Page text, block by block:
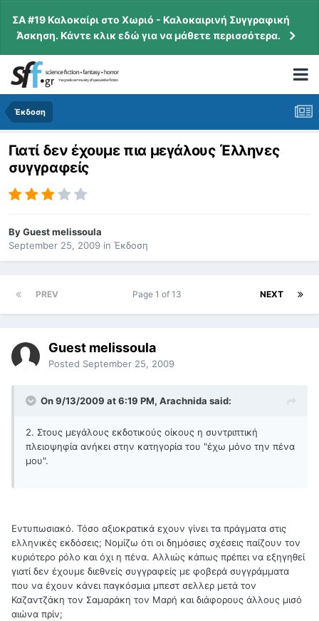
ΣΑ #19 Καλοκαίρι στο Χωριό - Καλοκαιρινή Συγγραφική
Άσκηση. Κάντε κλικ εδώ για να μάθετε περισσότερα.
Έκδοση
Γιατί δεν έχουμε πια μεγάλους Έλληνες
συγγραφείς
ByGuest melissoula
September 25, 2009 in Έκδοση
PREV NEXT
Page 1 of 13
Guest melissoula
Posted September 25, 2009
On 9/13/2009 at 6:19 PM, Arachnida said:
2. Στους μεγάλους εκδοτικούς οίκους η συντριπτική
πλειοψηφία ανήκει στην κατηγορία του "έχω μόνο την πένα
μου".
Εντυπωσιακό. Τόσο αξιοκρατικά εχουν γίνει τα πράγματα στις
ελληνικές εκδόσεις; Νομίζω ότι οι δημόσιες σχέσεις παίζουν τον
κυριότερο ρόλο και όχι η πένα. Αλλιώς κάπως πρέπει να εξηγηθεί
γιατί δεν έχουμε διεθνείς συγγραφείς με φοβερά συγγράμματα
που να έχουν κάνει παγκόσμια μπεστ σελλερ μετά τον
Καζαντζάκη τον Σαμαράκη τον Μαρή και διάφορους άλλους μισό
αιώνα πρίν;